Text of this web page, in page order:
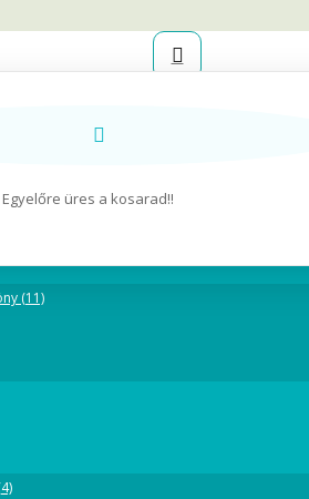
Egyelőre üres a kosarad!!
(11)